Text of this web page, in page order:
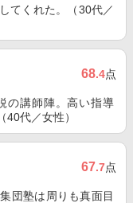
てくれた。（30代／
68.4点
の講師陣。高い指導
代／女性）
67.7点
団塾は周りも真面目